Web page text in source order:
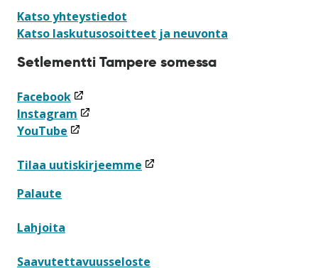
Katso yhteystiedot
Katso laskutusosoitteet ja neuvonta
Setlementti Tampere somessa
Facebook(linkki
avataan
uuteen
Instagram (linkki
avataan
ikkunaan)
YouTube (linkki
uuteen
Tilaa uutiskirjeemme (linkki
Palaute
Lahjoita
Saavutettavuusseloste